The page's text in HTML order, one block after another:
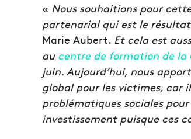
« Nous souhaitions pour
partenarial qui est le résultat
Marie Aubert. Et cela est
au centre de formation de la
juin. Aujourd’hui, nous
global pour les victimes, car
problématiques sociales
investissement puisque ces